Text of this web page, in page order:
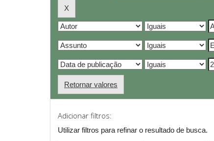
Retornar valores
Adicionar filtros:
Utilizar filtros para refinar o resultado de busca.